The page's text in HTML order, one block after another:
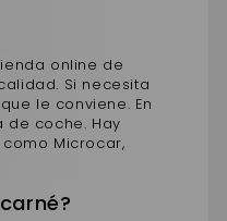
online de
Si necesita
le conviene. En
coche. Hay
Microcar,